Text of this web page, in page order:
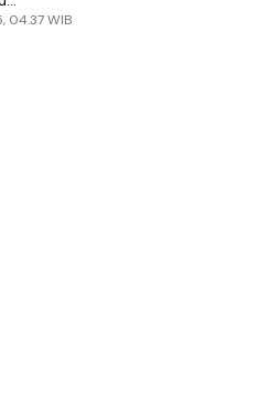
04.37 WIB